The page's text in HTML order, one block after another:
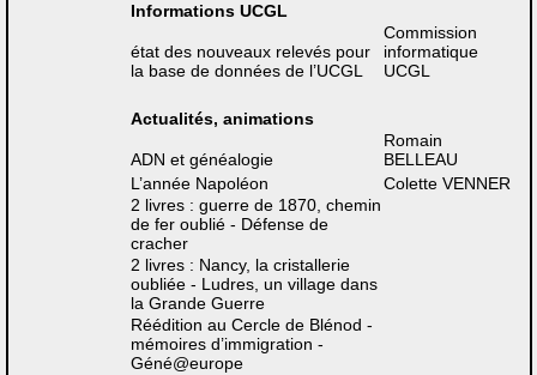
Informations UCGL
état des nouveaux relevés pour
la base de données de l’UCGL
Commission
informatique
UCGL
Actualités, animations
ADN et généalogie
Romain
BELLEAU
L’année Napoléon
Colette VENNER
2 livres : guerre de 1870, chemin
de fer oublié - Défense de
cracher
2 livres : Nancy, la cristallerie
oubliée - Ludres, un village dans
la Grande Guerre
Réédition au Cercle de Blénod -
mémoires d’immigration -
Géné@europe